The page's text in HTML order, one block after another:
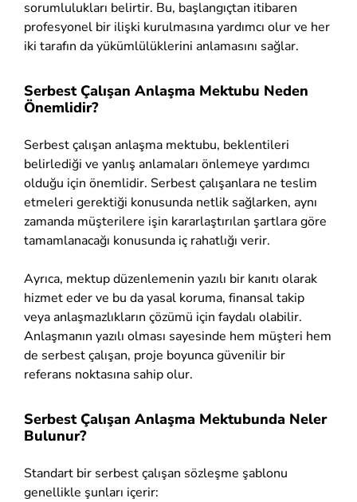
sorumlulukları belirtir. Bu, başlangıçtan itibaren
profesyonel bir ilişki kurulmasına yardımcı olur ve her
iki tarafın da yükümlülüklerini anlamasını sağlar.
Serbest Çalışan Anlaşma Mektubu Neden
Önemlidir?
Serbest çalışan anlaşma mektubu, beklentileri
belirlediği ve yanlış anlamaları önlemeye yardımcı
olduğu için önemlidir. Serbest çalışanlara ne teslim
etmeleri gerektiği konusunda netlik sağlarken, aynı
zamanda müşterilere işin kararlaştırılan şartlara göre
tamamlanacağı konusunda iç rahatlığı verir.
Ayrıca, mektup düzenlemenin yazılı bir kanıtı olarak
hizmet eder ve bu da yasal koruma, finansal takip
veya anlaşmazlıkların çözümü için faydalı olabilir.
Anlaşmanın yazılı olması sayesinde hem müşteri hem
de serbest çalışan, proje boyunca güvenilir bir
referans noktasına sahip olur.
Serbest Çalışan Anlaşma Mektubunda Neler
Bulunur?
Standart bir serbest çalışan sözleşme şablonu
genellikle şunları içerir: